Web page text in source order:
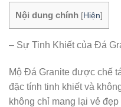
Nội dung chính [Hiện]
– Sự Tinh Khiết của Đá
Mộ Đá Granite được chế
đặc tính tinh khiết và
không chỉ mang lại vẻ